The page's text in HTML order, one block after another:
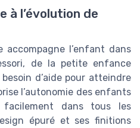
à l’évolution de
accompagne l’enfant dans
de la petite enfance
besoin d’aide pour atteindre
l’autonomie des enfants
facilement dans tous les
épuré et ses finitions